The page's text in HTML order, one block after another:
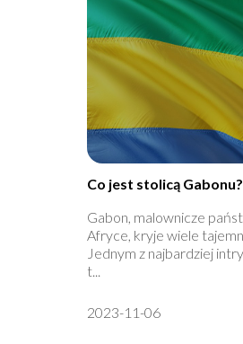
Co jest stolicą Gabonu?
Gabon, malownicze
Afryce, kryje wiele
Jednym z najbardziej
t...
2023-11-06